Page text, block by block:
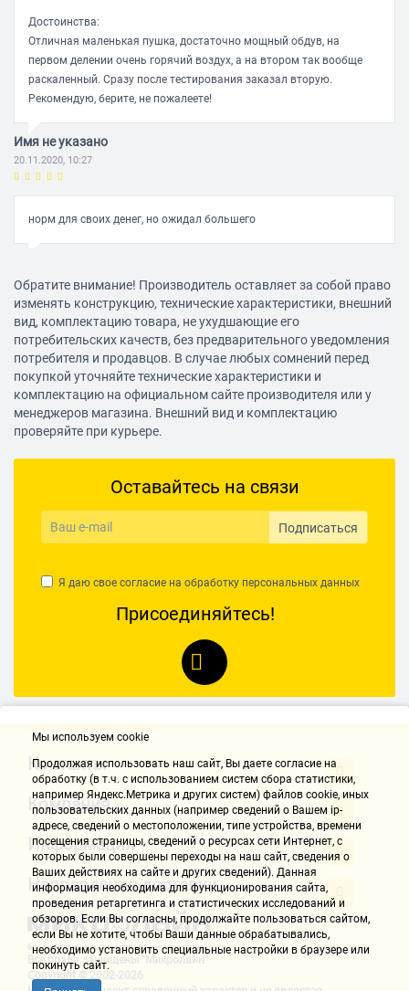
Достоинства:
Отличная маленькая пушка, достаточно мощный обдув, на
первом делении очень горячий воздух, а на втором так вообще
раскаленный. Сразу после тестирования заказал вторую.
Рекомендую, берите, не пожалеете!
Имя не указано
20.11.2020, 10:27
норм для своих денег, но ожидал большего
20.11.2020, 10:27
Достоинства:
компактная, лёгкая, нормально нагревает небольшие помещение
Сергей Голубев 3
20.11.2020, 10:27
комментарий)
После падения отвалился вентилятор. При снятии кожуха
радиатору, а сама крыльчатка просто выпала с подшипника.
Смазал, вставил обратно. Полёт нормальный. Итог:
мозгу.
Эдгар Климов 2
20.11.2020, 10:27
НАПИСАТЬ ОТЗЫВ
Обратите внимание! Производитель оставляет за собой право
изменять конструкцию, технические характеристики, внешний
вид, комплектацию товара, не ухудшающие его
потребительских качеств, без предварительного уведомления
потребителя и продавцов. В случае любых сомнений перед
покупкой уточняйте технические характеристики и
комплектацию на официальном сайте производителя или у
менеджеров магазина. Внешний вид и комплектацию
проверяйте при курьере.
Оставайтесь на связи
Подписаться
Я даю свое согласие на обработку персональных данных
Присоединяйтесь!
Контакты
Компания
Информация
Направления доставки
Все права защищены "Микролайн"
Copyright © 2002-2026
Мы используем cookie
Продолжая использовать наш cайт, Вы даете согласие на
обработку (в т.ч. с использованием систем сбора статистики,
например Яндекс.Метрика и других систем) файлов cookie, иных
пользовательских данных (например сведений о Вашем ip-
адресе, сведений о местоположении, типе устройства, времени
посещения страницы, сведений о ресурсах сети Интернет, с
которых были совершены переходы на наш сайт, сведения о
Ваших действиях на сайте и других сведений). Данная
информация необходима для функционирования сайта,
проведения ретаргетинга и статистических исследований и
обзоров. Если Вы согласны, продолжайте пользоваться сайтом,
если Вы не хотите, чтобы Ваши данные обрабатывались,
необходимо установить специальные настройки в браузере или
покинуть сайт.